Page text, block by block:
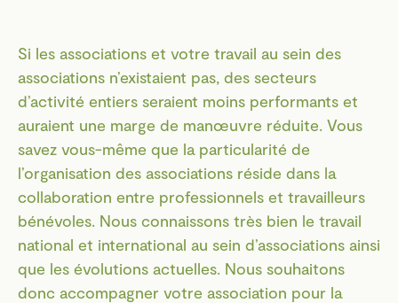
Si les associations et votre travail au sein des
associations n’existaient pas, des secteurs
d’activité entiers seraient moins performants et
auraient une marge de manœuvre réduite. Vous
savez vous-même que la particularité de
l’organisation des associations réside dans la
collaboration entre professionnels et travailleurs
bénévoles. Nous connaissons très bien le travail
national et international au sein d’associations ainsi
que les évolutions actuelles. Nous souhaitons
donc accompagner votre association pour la